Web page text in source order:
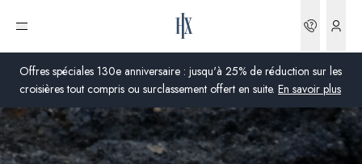
Offres spéciales 130e anniversaire : jusqu'à 25% de réduction sur les
croisières tout compris ou surclassement offert en suite. En savoir plus
Ouvrir le menu
Global